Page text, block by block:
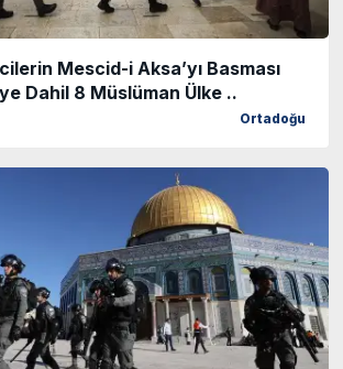
Mescid-i Aksa’yı Basması
Dahil 8 Müslüman Ülke ..
Ortadoğu